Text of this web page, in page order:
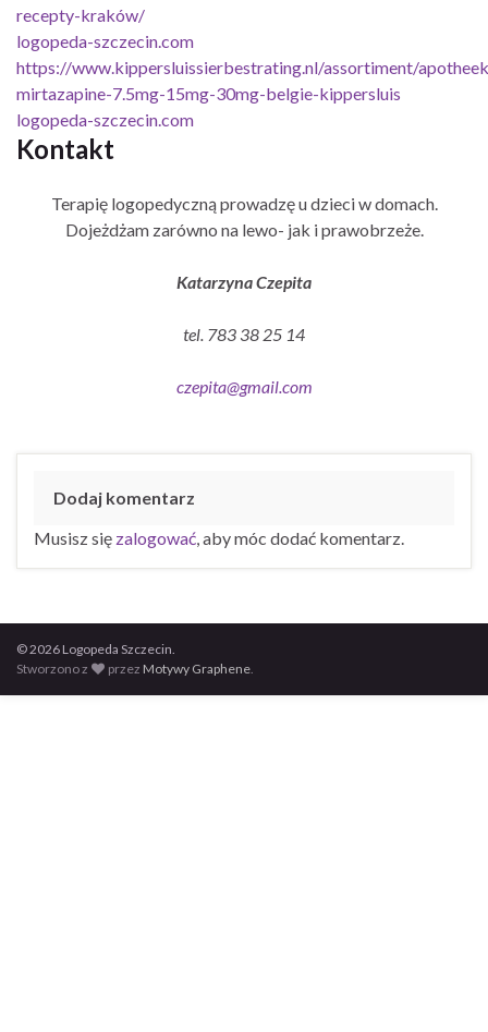
recepty-kraków/
logopeda-szczecin.com
https://www.kippersluissierbestrating.nl/assortiment/
mirtazapine-7.5mg-15mg-30mg-belgie-kippersluis
logopeda-szczecin.com
Kontakt
Terapię logopedyczną prowadzę u dzieci w domach.
Dojeżdżam zarówno na lewo- jak i prawobrzeże.
Katarzyna Czepita
tel. 783 38 25 14
czepita@gmail.com
Dodaj komentarz
Musisz się zalogować , aby móc dodać komentarz.
© 2026 Logopeda Szczecin.
Stworzono z
przez Motywy Graphene